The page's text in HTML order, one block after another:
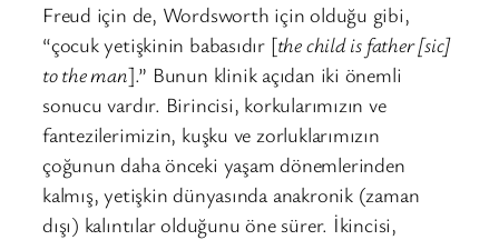
Freud için de, Wordsworth için olduğu gibi,
“çocuk yetişkinin babasıdır [the child is father [sic]
to the man].” Bunun klinik açıdan iki önemli
sonucu vardır. Birincisi, korkularımızın ve
fantezilerimizin, kuşku ve zorluklarımızın
çoğunun daha önceki yaşam dönemlerinden
kalmış, yetişkin dünyasında anakronik (zaman
dışı) kalıntılar olduğunu öne sürer. İkincisi,